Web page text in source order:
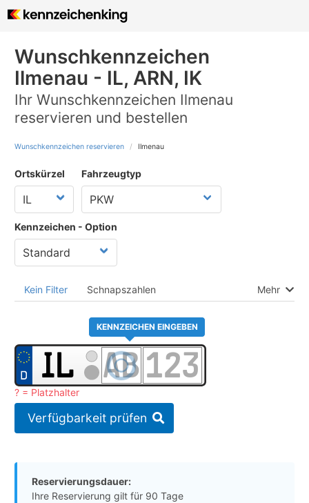
Wunschkennzeichen
Ilmenau - IL, ARN, IK
Ihr Wunschkennzeichen Ilmenau
reservieren und bestellen
Wunschkennzeichen reservieren Ilmenau
Ortskürzel Fahrzeugtyp
Kennzeichen - Option
Kein Filter Schnapszahlen Mehr
KENNZEICHEN EINGEBEN
? = Platzhalter
Verfügbarkeit prüfen
Reservierungsdauer:
Ihre Reservierung gilt für 90 Tage